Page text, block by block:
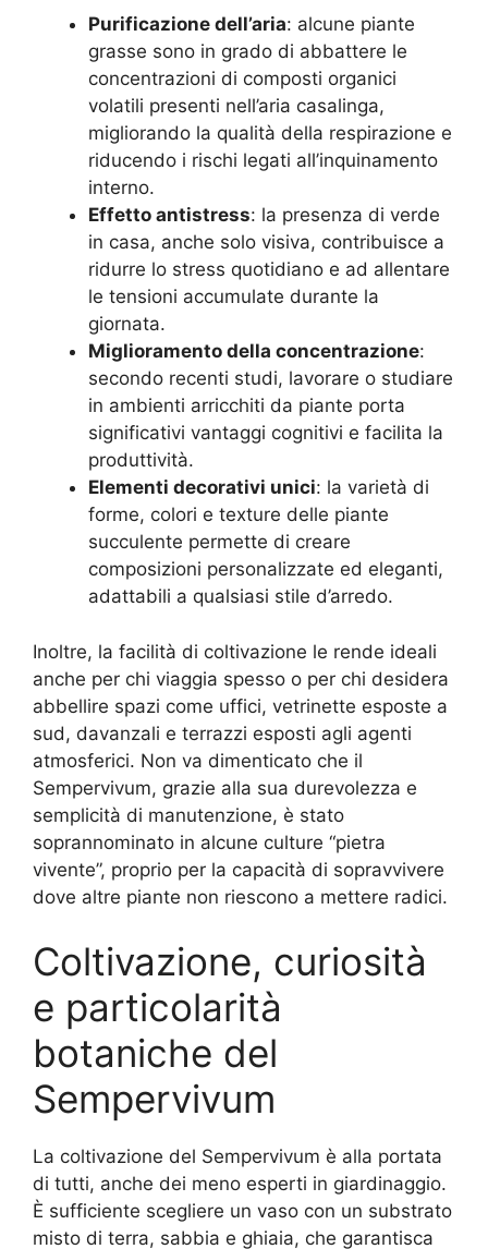
Purificazione dell’aria: alcune piante
grasse sono in grado di abbattere le
concentrazioni di composti organici
volatili presenti nell’aria casalinga,
migliorando la qualità della respirazione e
riducendo i rischi legati all’inquinamento
interno.
Effetto antistress: la presenza di verde
in casa, anche solo visiva, contribuisce a
ridurre lo stress quotidiano e ad allentare
le tensioni accumulate durante la
giornata.
Miglioramento della concentrazione:
secondo recenti studi, lavorare o studiare
in ambienti arricchiti da piante porta
significativi vantaggi cognitivi e facilita la
produttività.
Elementi decorativi unici: la varietà di
forme, colori e texture delle piante
succulente permette di creare
composizioni personalizzate ed eleganti,
adattabili a qualsiasi stile d’arredo.
Inoltre, la facilità di coltivazione le rende ideali
anche per chi viaggia spesso o per chi desidera
abbellire spazi come uffici, vetrinette esposte a
sud, davanzali e terrazzi esposti agli agenti
atmosferici. Non va dimenticato che il
Sempervivum, grazie alla sua durevolezza e
semplicità di manutenzione, è stato
soprannominato in alcune culture “pietra
vivente”, proprio per la capacità di sopravvivere
dove altre piante non riescono a mettere radici.
Coltivazione, curiosità
e particolarità
botaniche del
Sempervivum
La coltivazione del Sempervivum è alla portata
di tutti, anche dei meno esperti in giardinaggio.
È sufficiente scegliere un vaso con un substrato
misto di terra, sabbia e ghiaia, che garantisca